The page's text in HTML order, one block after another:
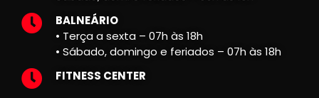
BALNEÁRIO
• Terça a sexta – 07h às 18h
• Sábado, domingo e feriados – 07h às 18h
FITNESS CENTER